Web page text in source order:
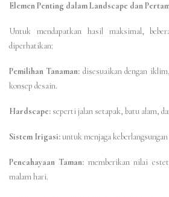
Elemen Penting dalam Landscape dan
Untuk mendapatkan hasil maksimal,
diperhatikan:
Pemilihan Tanaman: disesuaikan dengan
konsep desain.
Hardscape: seperti jalan setapak, batu alam,
Sistem Irigasi:untuk menjaga
Pencahayaan Taman: memberikan nilai
malam hari.